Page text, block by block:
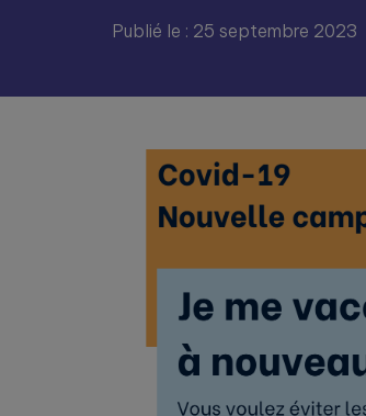
Publié le : 25 septembre 2023